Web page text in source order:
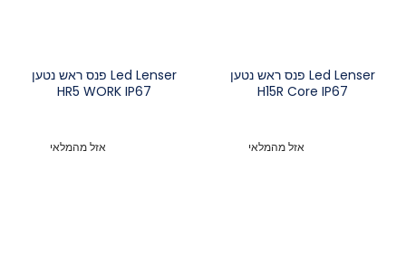
Led Lenser פנס ראש נטען
H15R Core IP67
אזל מהמלאי
Led Lenser פנס ראש נטען
HR5 WORK IP67
אזל מהמלאי